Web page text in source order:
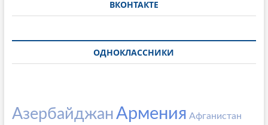
ВКОНТАКТЕ
ОДНОКЛАССНИКИ
АзербайджанАрмения Афганистан